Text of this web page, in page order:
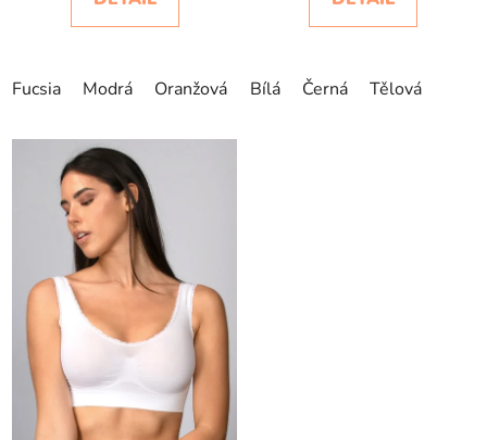
Fucsia Modrá Oranžová Hořčicově žlutá Zelená-
Bílá Černá Tělová